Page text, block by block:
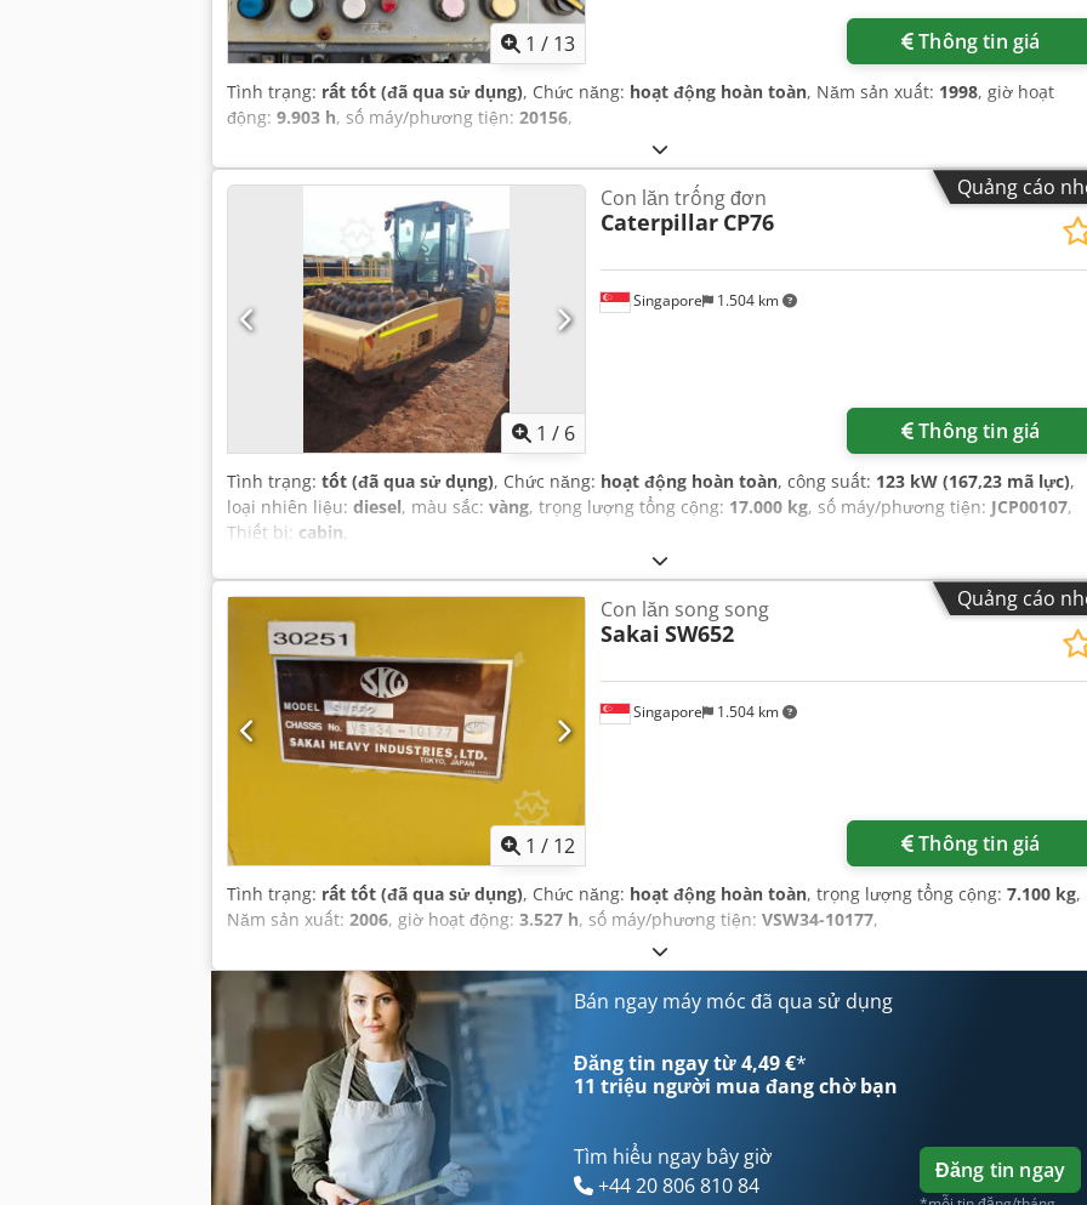
1 / 13 Thông tin giá
Tình trạng: rất tốt (đã qua sử dụng), Chức năng: hoạt động hoàn toàn, Năm sản xuất: 1998, giờ hoạt
động: 9.903 h, số máy/phương tiện: 20156,
Quảng cáo
1 / 6
Singapore 1.504 km
Con lăn trống đơn
Caterpillar CP76
Thông tin giá
Tình trạng: tốt (đã qua sử dụng), Chức năng: hoạt động hoàn toàn, công suất: 123 kW (167,23 mã lực),
loại nhiên liệu: diesel, màu sắc: vàng, trọng lượng tổng cộng: 17.000 kg, số máy/phương tiện: JCP00107,
Thiết bị: cabin,
Quảng cáo
1 / 12
Singapore 1.504 km
Con lăn song song
Sakai SW652
Thông tin giá
Tình trạng: rất tốt (đã qua sử dụng), Chức năng: hoạt động hoàn toàn, trọng lượng tổng cộng: 7.100 kg,
Năm sản xuất: 2006, giờ hoạt động: 3.527 h, số máy/phương tiện: VSW34-10177,
Bán ngay máy móc đã qua sử dụng
Đăng tin ngay từ 4,49 €*
11 triệu người mua đang chờ bạn
Tìm hiểu ngay bây giờ
+44 20 806 810 84
Đăng tin ngay